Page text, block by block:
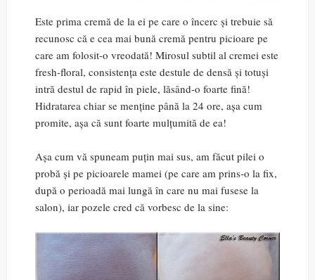
Este prima cremă de la ei pe care o încerc și trebuie să
recunosc că e cea mai bună cremă pentru picioare pe
care am folosit-o vreodată! Mirosul subtil al cremei este
fresh-floral, consistența este destule de densă și totuși
intră destul de rapid în piele, lăsând-o foarte fină!
Hidratarea chiar se menține până la 24 ore, așa cum
promite, așa că sunt foarte mulțumită de ea!
Așa cum vă spuneam puțin mai sus, am făcut pilei o
probă și pe picioarele mamei (pe care am prins-o la fix,
după o perioadă mai lungă în care nu mai fusese la
salon), iar pozele cred că vorbesc de la sine: